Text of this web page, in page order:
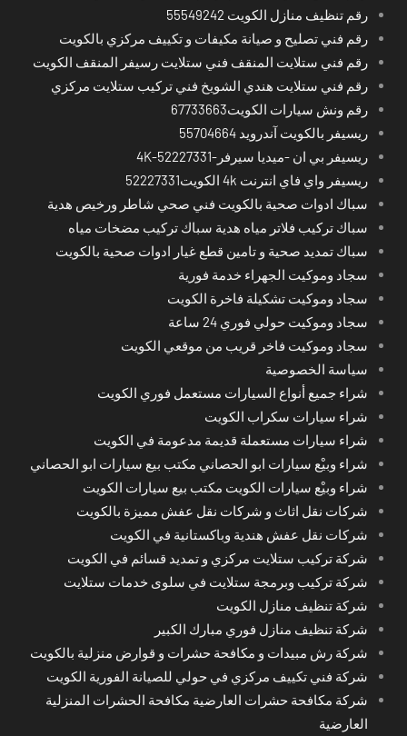
رقم تنظيف منازل الكويت 55549242
رقم فني تصليح و صيانة مكيفات و تكييف مركزي بالكويت
رقم فني ستلايت المنقف فني ستلايت رسيفر المنقف الكويت
رقم فني ستلايت هندي الشويخ فني تركيب ستلايت مركزي
رقم ونش سيارات الكويت67733663
ريسيفر بالكويت آندرويد 55704664
ريسيفر بي ان -ميديا سيرفر-4K-52227331
ريسيفر واي فاي انترنت 4k الكويت52227331
سباك ادوات صحية بالكويت فني صحي شاطر ورخيص هدية
سباك تركيب فلاتر مياه هدية سباك تركيب مضخات مياه
سباك تمديد صحية و تامين قطع غيار ادوات صحية بالكويت
سجاد وموكيت الجهراء خدمة فورية
سجاد وموكيت تشكيلة فاخرة الكويت
سجاد وموكيت حولي فوري 24 ساعة
سجاد وموكيت فاخر قريب من موقعي الكويت
سياسة الخصوصية
شراء جميع أنواع السيارات مستعمل فوري الكويت
شراء سيارات سكراب الكويت
شراء سيارات مستعملة قديمة مدعومة في الكويت
شراء وبيْع سيارات ابو الحصاني مكتب بيع سيارات ابو الحصاني
شراء وبيْع سيارات الكويت مكتب بيع سيارات الكويت
شركات نقل اثاث و شركات نقل عفش مميزة بالكويت
شركات نقل عفش هندية وباكستانية في الكويت
شركة تركيب ستلايت مركزي و تمديد قسائم في الكويت
شركة تركيب وبرمجة ستلايت في سلوى خدمات ستلايت
شركة تنظيف منازل الكويت
شركة تنظيف منازل فوري مبارك الكبير
شركة رش مبيدات و مكافحة حشرات و قوارض منزلية بالكويت
شركة فني تكييف مركزي في حولي للصيانة الفورية الكويت
شركة مكافحة حشرات العارضية مكافحة الحشرات المنزلية
العارضية